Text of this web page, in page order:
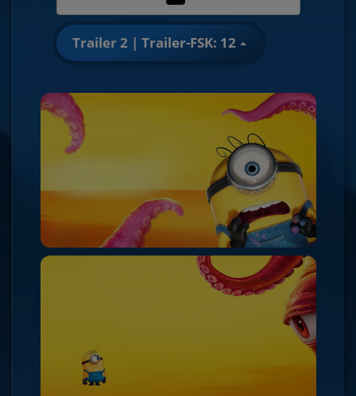
Trailer 2 | Trailer-FSK: 12